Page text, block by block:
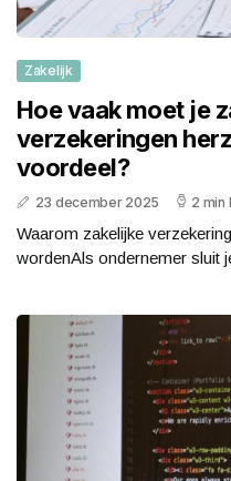
Zakelijk
Hoe vaak moet je
verzekeringen
voordeel?
23 december 2025 2 min
Waarom zakelijke
wordenAls ondernemer sluit